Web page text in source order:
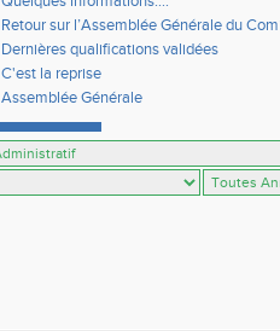
Retour sur l’Assemblée Générale du
Merdrignac.
Dernières qualifications validées
C'est la reprise
Assemblée Générale